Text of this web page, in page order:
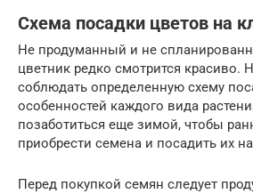
Схема посадки цветов на
Не продуманный и не
цветник редко смотрится красиво.
соблюдать определенную схему
особенностей каждого вида
позаботиться еще зимой, чтобы
приобрести семена и посадить их
Перед покупкой семян следует